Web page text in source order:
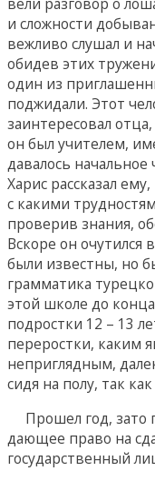
и сложности
вежливо слушал и
обидев этих
один из
поджидали. Этот
заинтересовал
он был учителем,
давалось начальное
Харис рассказал
с какими
проверив знания,
Вскоре он
были известны, но
грамматика
этой школе до
подростки 12 – 13
переростки, каким
неприглядным,
сидя на полу, так
Прошел год, зато
дающее право на
государственный